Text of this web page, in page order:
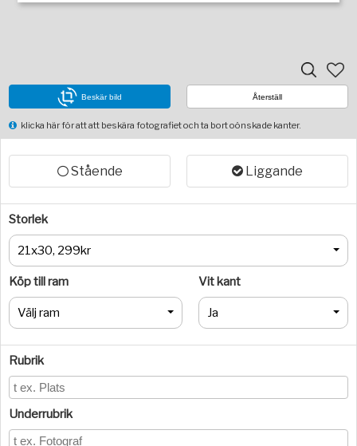
Beskär bild Återställ
klicka här för att att beskära fotografiet och ta bort oönskade kanter.
Stående Liggande
Storlek
21x30, 299kr
Köp till ram
Välj ram
Vit kant
Ja
Rubrik
Underrubrik